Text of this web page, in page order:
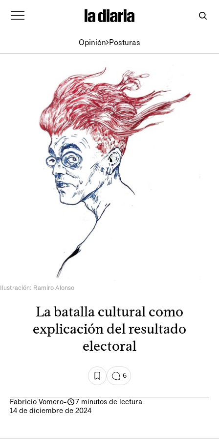
Opinión Posturas
Ilustración: Ramiro Alonso
La batalla cultural como
explicación del resultado
electoral
6
Fabricio Vomero-
7 minutos de lectura
14 de diciembre de 2024